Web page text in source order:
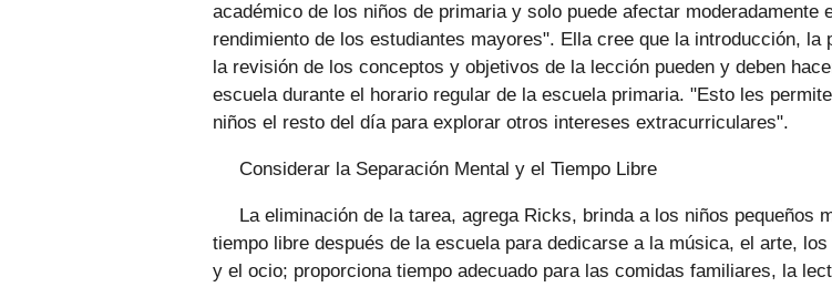
académico de los niños de primaria y solo puede afectar moderadamente
rendimiento de los estudiantes mayores". Ella cree que la introducción, la
la revisión de los conceptos y objetivos de la lección pueden y deben
escuela durante el horario regular de la escuela primaria. "Esto les
niños el resto del día para explorar otros intereses extracurriculares".
Considerar la Separación Mental y el Tiempo Libre
La eliminación de la tarea, agrega Ricks, brinda a los niños pequeños
tiempo libre después de la escuela para dedicarse a la música, el arte, los
y el ocio; proporciona tiempo adecuado para las comidas familiares, la